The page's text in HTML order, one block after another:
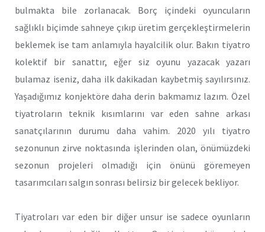
bulmakta bile zorlanacak. Borç içindeki oyuncuların
sağlıklı biçimde sahneye çıkıp üretim gerçekleştirmelerin
beklemek ise tam anlamıyla hayalcilik olur. Bakın tiyatro
kolektif bir sanattır, eğer siz oyunu yazacak yazarı
bulamaz iseniz, daha ilk dakikadan kaybetmiş sayılırsınız.
Yaşadığımız konjektöre daha derin bakmamız lazım. Özel
tiyatroların teknik kısımlarını var eden sahne arkası
sanatçılarının durumu daha vahim. 2020 yılı tiyatro
sezonunun zirve noktasında işlerinden olan, önümüzdeki
sezonun projeleri olmadığı için önünü göremeyen
tasarımcıları salgın sonrası belirsiz bir gelecek bekliyor.
Tiyatroları var eden bir diğer unsur ise sadece oyunların